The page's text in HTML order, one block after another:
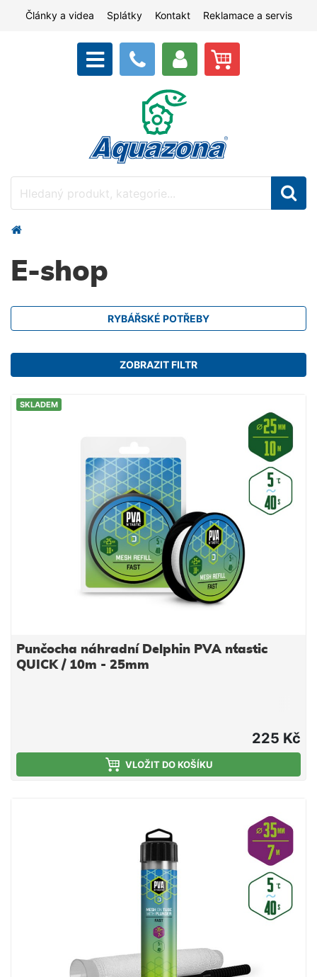
Články a videa Splátky Kontakt Reklamace a servis
E-shop
RYBÁŘSKÉ POTŘEBY
ZOBRAZIT FILTR
SKLADEM
Punčocha náhradní Delphin PVA n´tastic
QUICK / 10m - 25mm
225 Kč
VLOŽIT DO KOŠÍKU